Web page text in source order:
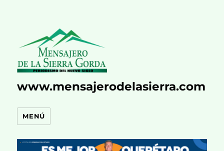
www.mensajerodelasierra.com
MENÚ